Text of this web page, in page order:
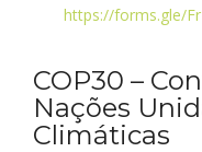
https://forms.gle/
COP30 –
Nações
Climáticas